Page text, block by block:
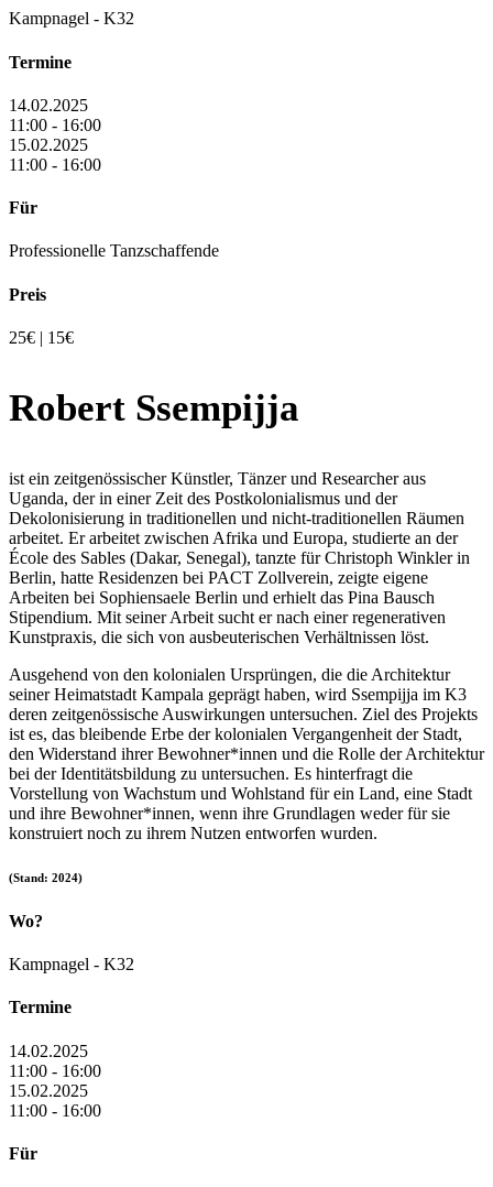
Kampnagel - K32
Termine
14.02.2025
11:00 - 16:00
15.02.2025
11:00 - 16:00
Für
Professionelle Tanzschaffende
Preis
25€ | 15€
Robert Ssempijja
ist ein zeitgenössischer Künstler, Tänzer und Researcher aus
Uganda, der in einer Zeit des Postkolonialismus und der
Dekolonisierung in traditionellen und nicht-traditionellen Räumen
arbeitet. Er arbeitet zwischen Afrika und Europa, studierte an der
École des Sables (Dakar, Senegal), tanzte für Christoph Winkler in
Berlin, hatte Residenzen bei PACT Zollverein, zeigte eigene
Arbeiten bei Sophiensaele Berlin und erhielt das Pina Bausch
Stipendium. Mit seiner Arbeit sucht er nach einer regenerativen
Kunstpraxis, die sich von ausbeuterischen Verhältnissen löst.
Ausgehend von den kolonialen Ursprüngen, die die Architektur
seiner Heimatstadt Kampala geprägt haben, wird Ssempijja im K3
deren zeitgenössische Auswirkungen untersuchen. Ziel des Projekts
ist es, das bleibende Erbe der kolonialen Vergangenheit der Stadt,
den Widerstand ihrer Bewohner*innen und die Rolle der Architektur
bei der Identitätsbildung zu untersuchen. Es hinterfragt die
Vorstellung von Wachstum und Wohlstand für ein Land, eine Stadt
und ihre Bewohner*innen, wenn ihre Grundlagen weder für sie
konstruiert noch zu ihrem Nutzen entworfen wurden.
(Stand: 2024)
Wo?
Kampnagel - K32
Termine
14.02.2025
11:00 - 16:00
15.02.2025
11:00 - 16:00
Für